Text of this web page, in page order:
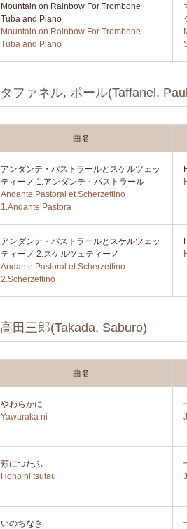
Mountain on Rainbow For Trombone
Tuba and Piano
Mountain on Rainbow For Trombone
Tuba and Piano
タファネル, ポール(Taffanel,
曲名
アンダンテ・パストラールとスケルツェッ
ティーノ 1.アンダンテ・パストラール
Andante Pastoral et Scherzettino
1.Andante Pastora
アンダンテ・パストラールとスケルツェッ
ティーノ 2.スケルツェティーノ
Andante Pastoral et Scherzettino
2.Scherzettino
高田三郎(Takada, Saburo)
曲名
やわらかに
Yawaraka ni
頬につたふ
Hoho ni tsutau
いのちなき